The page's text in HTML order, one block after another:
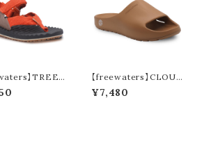
】TREEL
(copper)
【freewaters】CLOUD
9 SLIDE (camel)
¥7,480